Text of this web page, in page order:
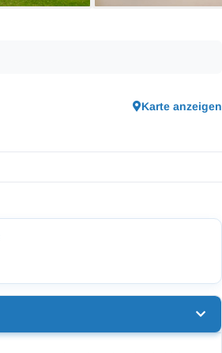
Karte anzeigen